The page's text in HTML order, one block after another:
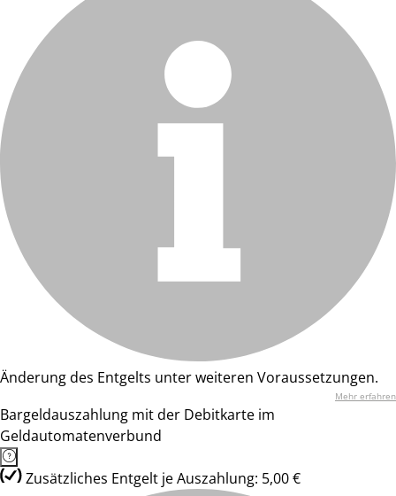
Änderung des Entgelts unter weiteren Voraussetzungen.
Mehr erfahren
Bargeldauszahlung mit der Debitkarte im
Geldautomatenverbund
Zusätzliches Entgelt je Auszahlung: 5,00 €